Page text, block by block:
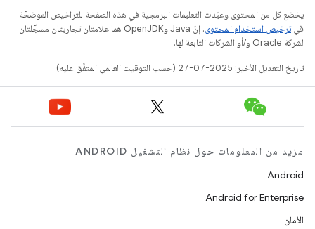
يخضع كل من المحتوى وعيّنات التعليمات البرمجية في هذه الصفحة للتراخيص الموضحّة
فيترخيص استخدام المحتوى
. إنّ Java وOpenJDK هما علامتان تجاريتان مسجَّلتان
لشركة Oracle و/أو الشركات التابعة لها.
تاريخ التعديل الأخير: 2025-07-27 (حسب التوقيت العالمي المتفَّق عليه)
مزيد من المعلومات حول نظام التشغيل ANDROID
Android
Android for Enterprise
الأمان